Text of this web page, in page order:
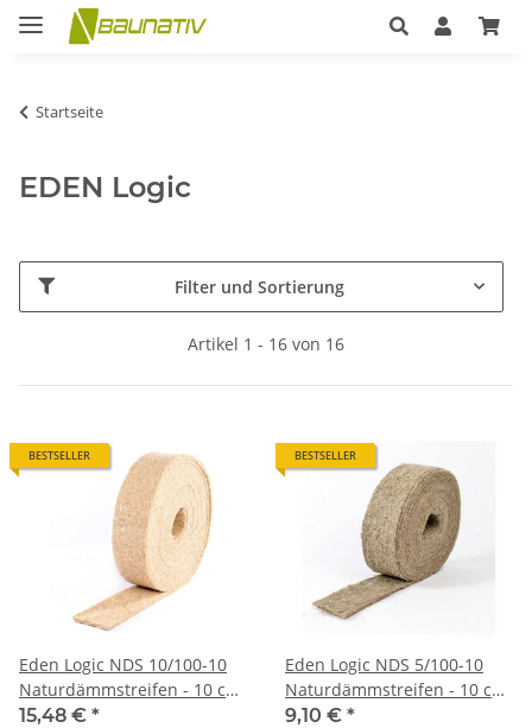
Startseite
EDEN Logic
Filter und Sortierung
Artikel 1 - 16 von 16
BESTSELLER
Eden Logic NDS 10/100-10
Naturdämmstreifen - 10 cm
x 10 m Rolle (10 mm)
15,48 € *
BESTSELLER
Eden Logic NDS 5/100-10
Naturdämmstreifen - 10 cm
x 10 m Rolle (5 mm)
9,10 € *